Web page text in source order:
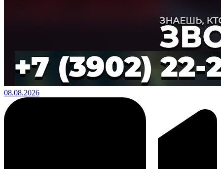
08.08.2026